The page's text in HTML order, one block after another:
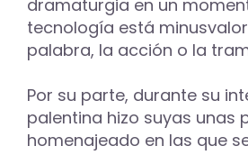
dramaturgia en un
tecnología está
palabra, la acción o la
Por su parte, durante su
palentina hizo suyas unas
homenajeado en las que